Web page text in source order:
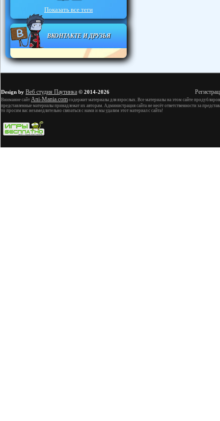
Показать все теги
ВКОНТАКТЕ И ДРУЗЬЯ
Design by Веб студия Паутинка © 2014-2026
Внимание сайт Ani-Mania.com содержит материалы для взрослых. Все материалы на этом сайте
представленные материалы принадлежат их авторам. Администрация сайта не несёт ответственности за
то просим вас незамедлительно связаться с нами и мы удалим этот материал с сайта!